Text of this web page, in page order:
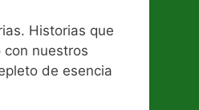
Historias que
con nuestros
de esencia